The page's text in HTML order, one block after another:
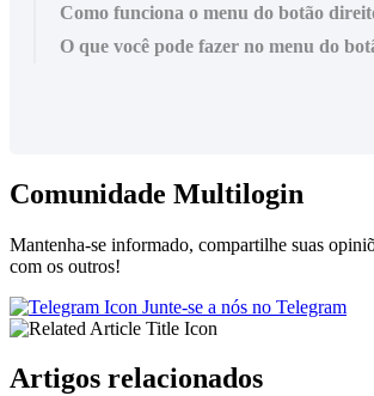
Como funciona o menu do botão
O que você pode fazer no menu do
Comunidade Multilogin
Mantenha-se informado, compartilhe suas
com os outros!
Junte-se a nós no Telegram
Artigos relacionados